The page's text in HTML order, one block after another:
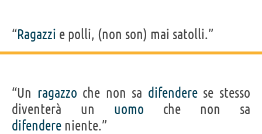
“Ragazzi e polli, (non son) mai satolli.”
“Un ragazzo che non sa difenderese stesso
diventerà un uomo che non sa
difendere niente.”